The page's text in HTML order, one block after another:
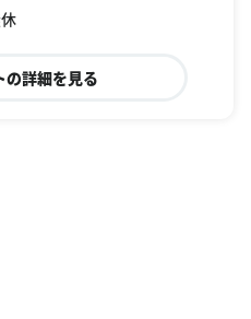
の詳細を見る